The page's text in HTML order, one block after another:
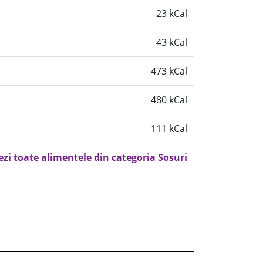
23 kCal
43 kCal
473 kCal
480 kCal
111 kCal
toate alimentele din categoria Sosuri